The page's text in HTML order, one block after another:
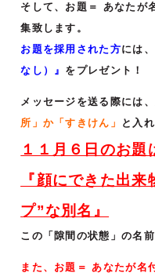
そして、お題＝ あなたが
集致します。
お題を採用された方には、
なし）』 をプレゼント！
メッセージを送る際には
所」か「すきけん」
と入
１１月６日のお題
『顔にできた出
プ”な別名 』
この「隙間の状態」の名
また、お題＝ あなたが名